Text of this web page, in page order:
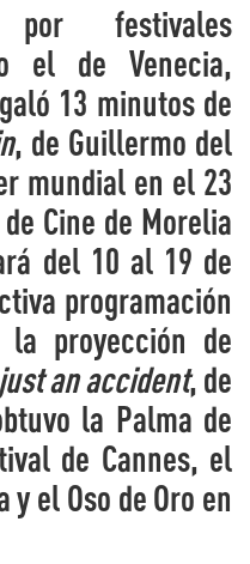
festivales
el de Venecia,
13 minutos de
, de Guillermo del
mundial en el 23
Cine de Morelia
del 10 al 19 de
programación
proyección de
an accident, de
la Palma de
de Cannes, el
y el Oso de Oro en